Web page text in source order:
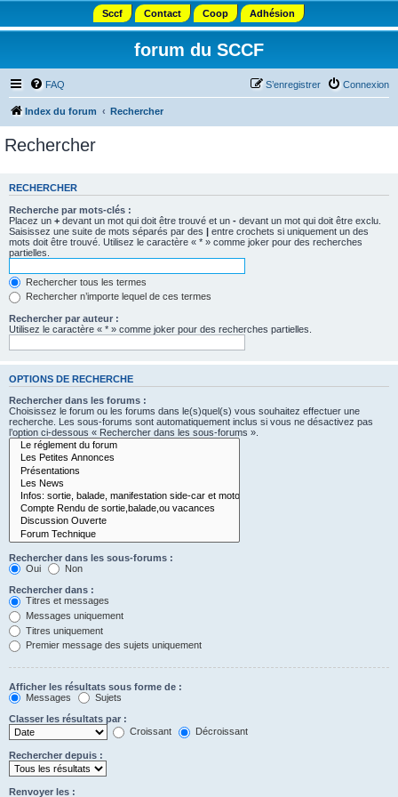
Sccf Contact Coop Adhésion
forum du SCCF
FAQ Connexion
S’enregistrer
Index du forum Rechercher
Rechercher
RECHERCHER
Recherche par mots-clés :
Placez un + devant un mot qui doit être trouvé et un - devant un mot qui doit être exclu.
Saisissez une suite de mots séparés par des | entre crochets si uniquement un des
mots doit être trouvé. Utilisez le caractère « * » comme joker pour des recherches
partielles.
Rechercher tous les termes
Rechercher n’importe lequel de ces termes
Rechercher par auteur :
Utilisez le caractère « * » comme joker pour des recherches partielles.
OPTIONS DE RECHERCHE
Rechercher dans les forums :
Choisissez le forum ou les forums dans le(s)quel(s) vous souhaitez effectuer une
recherche. Les sous-forums sont automatiquement inclus si vous ne désactivez pas
l’option ci-dessous « Rechercher dans les sous-forums ».
Rechercher dans les sous-forums :
Oui
Non
Rechercher dans :
Titres et messages
Messages uniquement
Titres uniquement
Premier message des sujets uniquement
Afficher les résultats sous forme de :
Messages
Sujets
Classer les résultats par :
Croissant
Décroissant
Rechercher depuis :
Renvoyer les :